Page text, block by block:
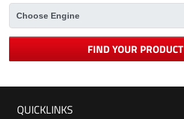
FIND YOUR PRODUCT
QUICKLINKS